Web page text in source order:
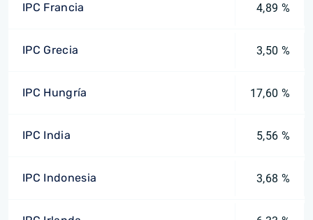
IPC Francia 4,89 %
IPC Grecia 3,50 %
IPC Hungría 17,60 %
IPC India 5,56 %
IPC Indonesia 3,68 %